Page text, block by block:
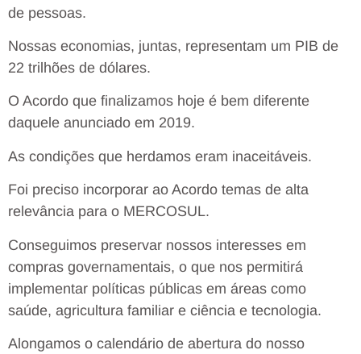
de pessoas.
Nossas economias, juntas, representam um PIB de
22 trilhões de dólares.
O Acordo que finalizamos hoje é bem diferente
daquele anunciado em 2019.
As condições que herdamos eram inaceitáveis.
Foi preciso incorporar ao Acordo temas de alta
relevância para o MERCOSUL.
Conseguimos preservar nossos interesses em
compras governamentais, o que nos permitirá
implementar políticas públicas em áreas como
saúde, agricultura familiar e ciência e tecnologia.
Alongamos o calendário de abertura do nosso